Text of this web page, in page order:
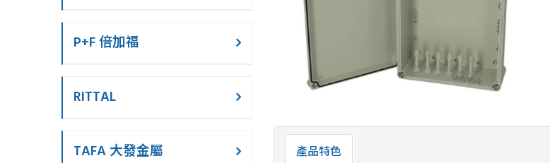
產品特色
P+F 倍加福
RITTAL
TAFA 大發金屬